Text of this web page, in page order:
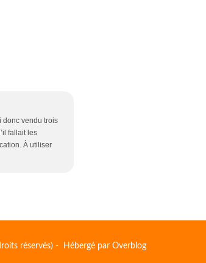
donc vendu trois
fallait les
À utiliser
réservés) - Hébergé par Overblog